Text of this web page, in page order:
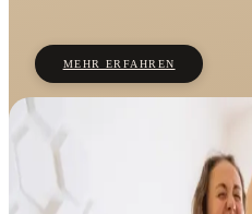
MEHR ERFAHREN